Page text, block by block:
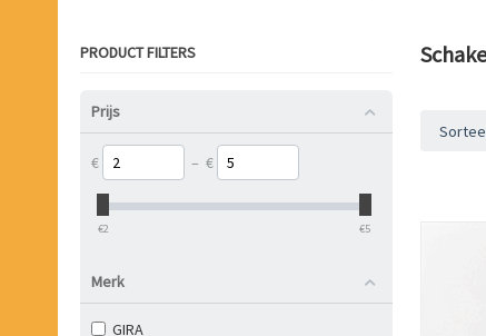
PRODUCT FILTERS
Prijs
€ – €
‎€2 ‎€5
Merk
GIRA